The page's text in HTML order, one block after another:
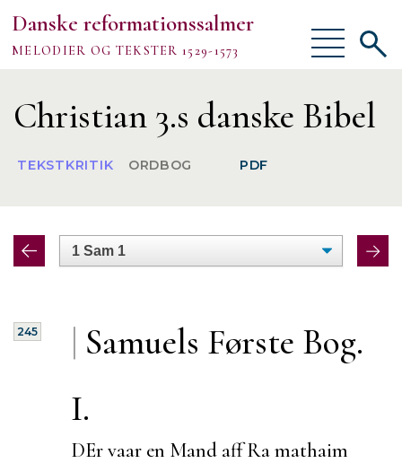
Danske reformationssalmer
MELODIER OG TEKSTER 1529-1573
Vis/skjul
menu
Om
TEKSTER
MELODIER
Vis/
Christian 3.s danske Bibel
TEKSTKRITIK ORDBOG PDF
|
245
Samuels Første Bog.
I.
DEr vaar en Mand aff Ra mathaim